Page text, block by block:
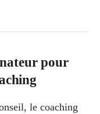
pour
le coaching